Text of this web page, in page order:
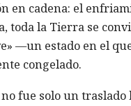
en cadena: el
toda la Tierra se
—un estado en el
congelado.
fue solo un